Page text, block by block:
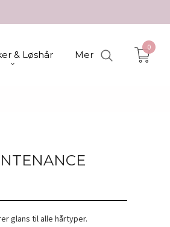
& Løshår Mer
0
glans til alle hårtyper.